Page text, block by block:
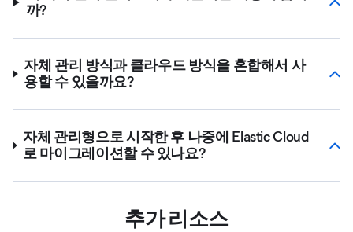
까?
자체 관리 방식과 클라우드 방식을 혼합해서 사
용할 수 있을까요?
자체 관리형으로 시작한 후 나중에 Elastic Cloud
로 마이그레이션할 수 있나요?
추가 리소스